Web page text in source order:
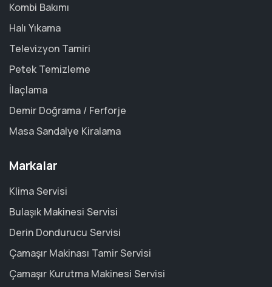
Kombi Bakımı
Halı Yıkama
Televizyon Tamiri
Petek Temizleme
İlaçlama
Demir Doğrama / Ferforje
Masa Sandalye Kiralama
Markalar
Klima Servisi
Bulaşık Makinesi Servisi
Derin Dondurucu Servisi
Çamaşır Makinası Tamir Servisi
Çamaşır Kurutma Makinesi Servisi